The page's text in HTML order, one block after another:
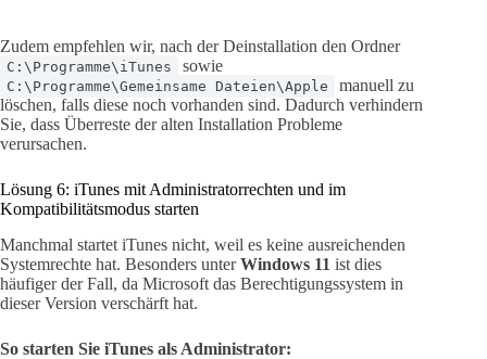
Zudem empfehlen wir, nach der Deinstallation den Ordner
C:\Programme\iTunes sowie
C:\Programme\Gemeinsame Dateien\Apple
manuell zu
löschen, falls diese noch vorhanden sind. Dadurch verhindern
Sie, dass Überreste der alten Installation Probleme
verursachen.
Lösung 6: iTunes mit Administratorrechten und im
Kompatibilitätsmodus starten
Manchmal startet iTunes nicht, weil es keine ausreichenden
Systemrechte hat. Besonders unterWindows 11 ist dies
häufiger der Fall, da Microsoft das Berechtigungssystem in
dieser Version verschärft hat.
So starten Sie iTunes als Administrator: